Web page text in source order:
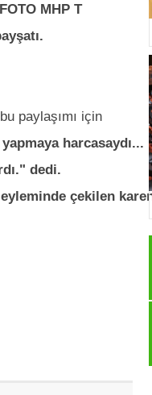
MHP T
paylaşımı için
harcasaydı...
dedi.
çekilen